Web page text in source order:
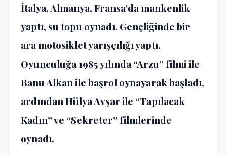
İtalya, Almanya, Fransa’da mankenlik
yaptı, su topu oynadı. Gençliğinde bir
ara motosiklet yarışçılığı yaptı.
Oyunculuğa 1985 yılında “Arzu” filmi ile
Banu Alkan ile başrol oynayarak başladı,
ardından Hülya Avşar ile “Tapılacak
Kadın” ve “Sekreter” filmlerinde
oynadı.